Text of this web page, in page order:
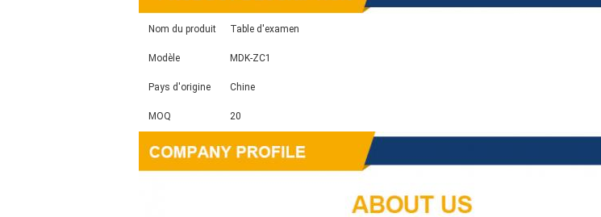
Nom du produit Table d'examen
Modèle MDK-ZC1
Pays d'origine Chine
MOQ 20